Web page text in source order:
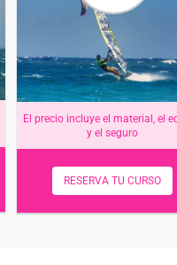
El precio incluye el material, el
y el seguro
RESERVA TU CURSO